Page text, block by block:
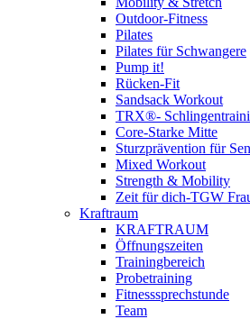
Outdoor-Fitness
Pilates
Pilates für Schwangere
Pump it!
Rücken-Fit
Sandsack Workout
TRX®-
Core-Starke Mitte
Sturzprävention für
Mixed Workout
Strength & Mobility
Zeit für dich-TGW
Kraftraum
KRAFTRAUM
Öffnungszeiten
Trainingbereich
Probetraining
Fitnesssprechstunde
Team